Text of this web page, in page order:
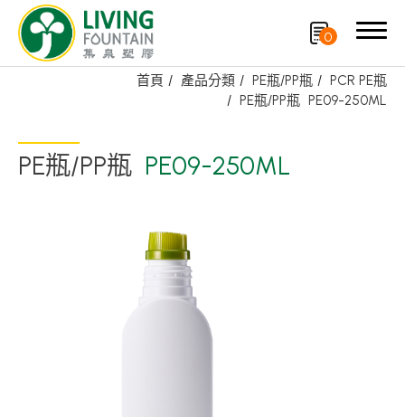
0
首頁 產品分類 PE瓶/PP瓶
PCR PE瓶
PE瓶/PP瓶 PE09-250ML
PE瓶/PP瓶 PE09-250ML
搜尋
產品分類
PCR PET瓶/PET罐